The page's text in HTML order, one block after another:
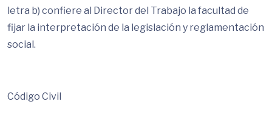
letra b) confiere al Director del Trabajo la facultad de
fijar la interpretación de la legislación y reglamentación
social.
Código Civil